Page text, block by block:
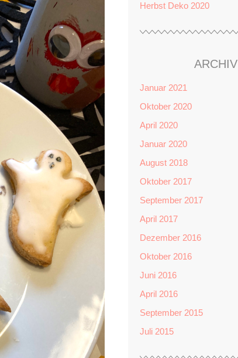
Herbst Deko 2020
ARCHIV
Januar 2021
Oktober 2020
April 2020
Januar 2020
August 2018
Oktober 2017
September 2017
April 2017
Dezember 2016
Oktober 2016
Juni 2016
April 2016
September 2015
Juli 2015